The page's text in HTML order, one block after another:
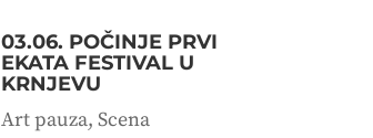
03.06. POČINJE PRVI
EKATA FESTIVAL U
KRNJEVU
Art pauza, Scena